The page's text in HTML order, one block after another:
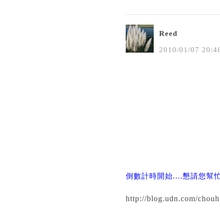
Reed
2010/01 /07 20:
倒數計時開始....懇請您幫
http://blog.udn.com/